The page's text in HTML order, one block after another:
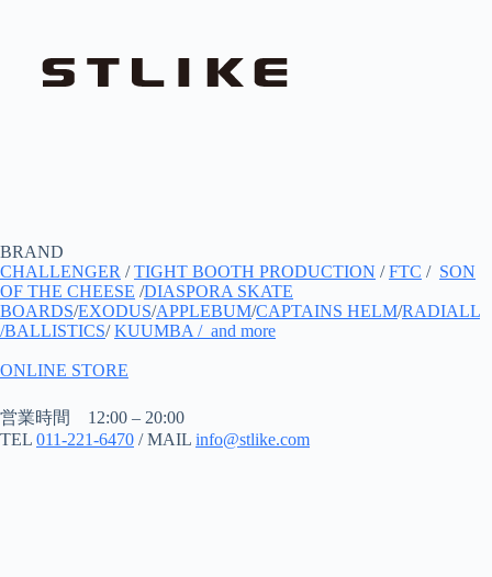
BRAND
CHALLENGER /TIGHT BOOTH PRODUCTION /FTC / SON
OF THE CHEESE /DIASPORA SKATE
BOARDS/EXODUS/APPLEBUM/CAPTAINS HELM/RADIALL
/BALLISTICS/KUUMBA / and more
ONLINE STORE
営業時間 12:00 – 20:00
TEL 011-221-6470 / MAIL info@stlike.com